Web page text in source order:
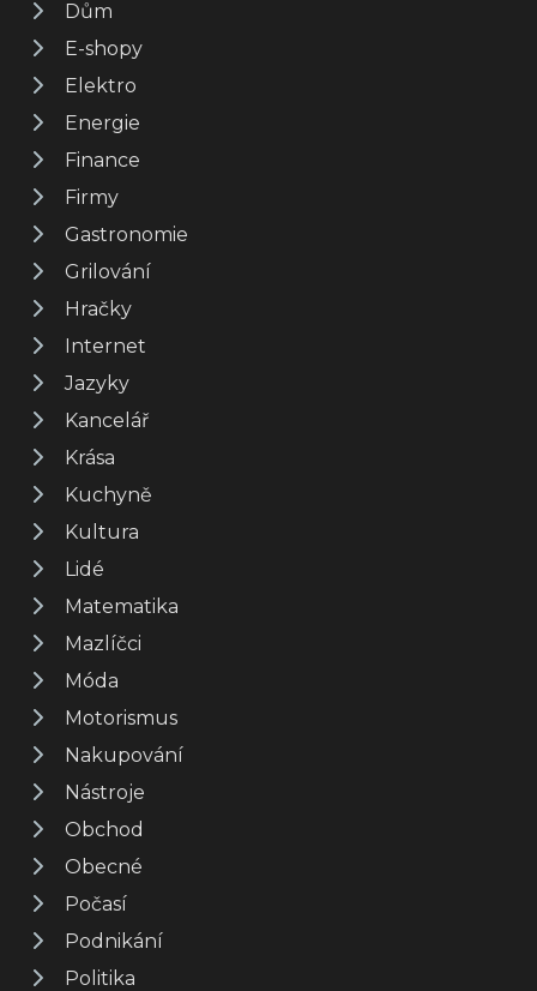
Dům
E-shopy
Elektro
Energie
Finance
Firmy
Gastronomie
Grilování
Hračky
Internet
Jazyky
Kancelář
Krása
Kuchyně
Kultura
Lidé
Matematika
Mazlíčci
Móda
Motorismus
Nakupování
Nástroje
Obchod
Obecné
Počasí
Podnikání
Politika